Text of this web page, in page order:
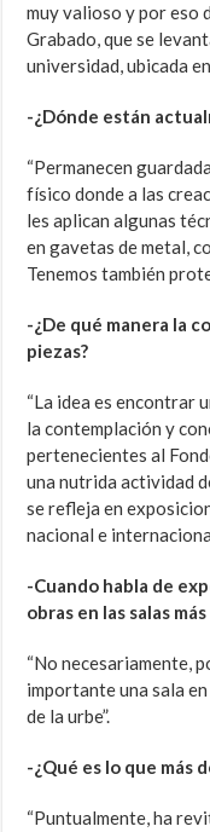
muy valioso y por eso
Grabado, que se
universidad, ubicada
-¿Dónde están
“Permanecen
físico donde a las
les aplican algunas
en gavetas de metal,
Tenemos también
-¿De qué manera la
piezas?
“La idea es encontrar
la contemplación y
pertenecientes al
una nutrida actividad
se refleja en
nacional e
-Cuando habla de
obras en las salas
“No necesariamente,
importante una sala
de la urbe”.
-¿Qué es lo que más
“Puntualmente, ha